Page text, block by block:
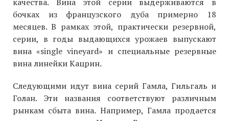
бочках из французского дуба примерно 18
месяцев. В рамках этой, практически резервной,
серии, в годы выдающихся урожаев выпускают
вина «single vineyard» и специальные резервные
вина линейки Кацрин.
Следующими идут вина серий Гамла, Гильгаль и
Голан. Эти названия соответствуют различным
рынкам сбыта вина. Например, Гамла продается